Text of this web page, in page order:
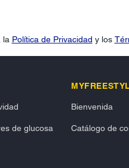
la Política de Privacidad y los
de glucosa
Bienvenida
Catálogo de